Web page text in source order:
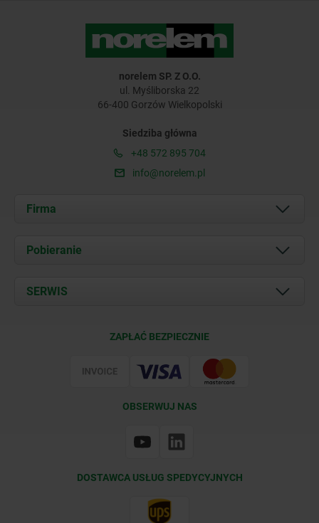
norelem SP. Z O.O.
ul. Myśliborska 22
66-400 Gorzów Wielkopolski
Siedziba główna
+48 572 895 704
info@norelem.pl
Firma
O nas
Kontakt
Pobieranie
Documents
SERWIS
ZAPŁAĆ BEZPIECZNIE
OBSERWUJ NAS
DOSTAWCA USŁUG SPEDYCYJNYCH